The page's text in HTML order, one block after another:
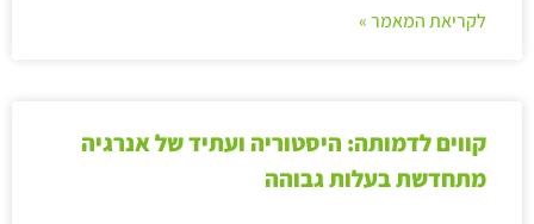
לקריאת המאמר »
קווים לדמותה: היסטוריה ועתיד של אנרגיה
מתחדשת בעלות גבוהה